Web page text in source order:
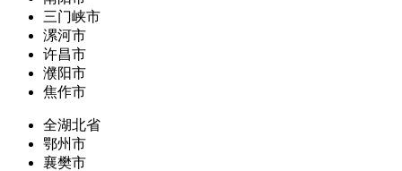
三门峡市
漯河市
许昌市
濮阳市
焦作市
全湖北省
鄂州市
襄樊市